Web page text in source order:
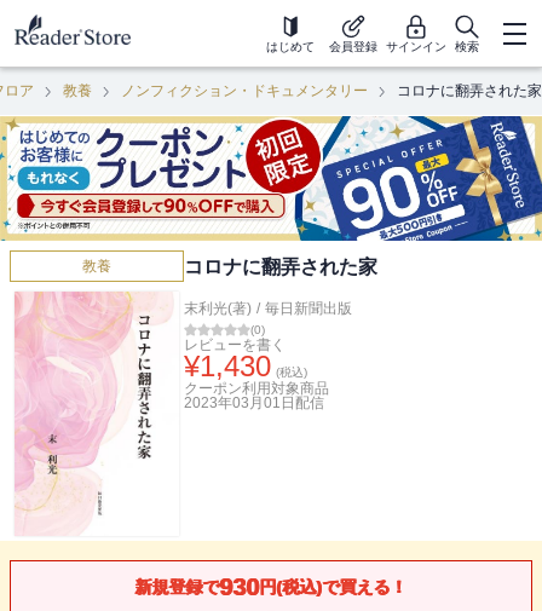
はじめて 会員登録 サインイン 検索
ロア 教養 ノンフィクション・ドキュメンタリー コロナに翻弄された家
教養 コロナに翻弄された家
末利光(著) / 毎日新聞出版
(0)
レビューを書く
¥1,430 (税込)
クーポン利用対象商品
2023年03月01日 配信
新規登録で930円(税込)で買える！